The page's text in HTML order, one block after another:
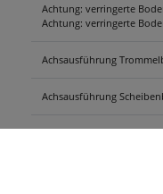
Achtung: verringerte
Achtung: verringerte
Achsausführung
Achsausführung
Luftfederung